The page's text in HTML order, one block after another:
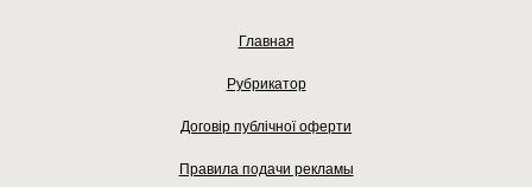
Главная
Рубрикатор
Договір публічної оферти
Правила подачи рекламы